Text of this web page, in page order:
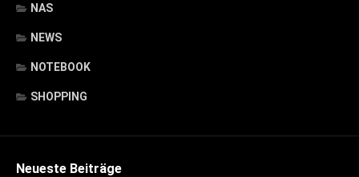
NAS
NEWS
NOTEBOOK
SHOPPING
Neueste Beiträge